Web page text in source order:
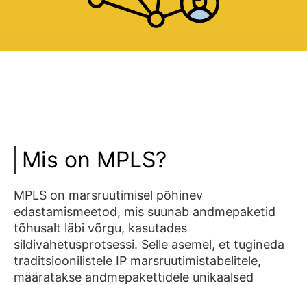
Mis on MPLS?
MPLS on marsruutimisel põhinev
edastamismeetod, mis suunab andmepaketid
tõhusalt läbi võrgu, kasutades
sildivahetusprotsessi. Selle asemel, et tugineda
traditsioonilistele IP marsruutimistabelitele,
määratakse andmepakettidele unikaalsed